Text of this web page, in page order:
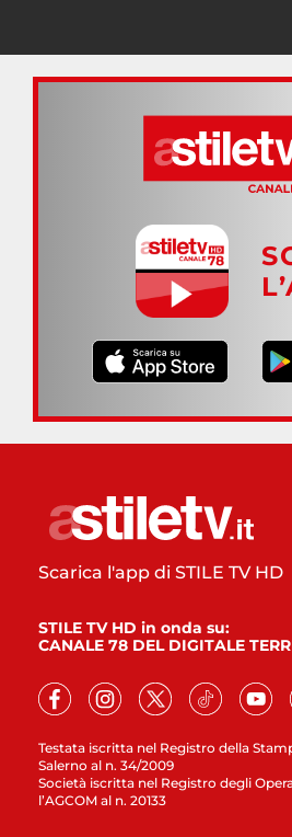
Testata iscritta nel Registro della
Salerno al n. 34/2009
Società iscritta nel Registro degli
l’AGCOM al n. 20133
Scarica l'app di STILE TV HD
STILE TV HD in onda su:
CANALE 78 DEL DIGITALE